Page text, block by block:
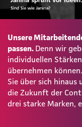
Unsere
passen. Denn wir
individuellen
übernehmen
Sie über sich
die Zukunft der
drei starke Marken,